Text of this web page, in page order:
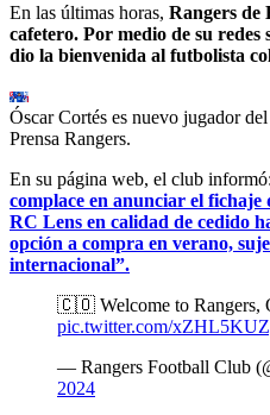
En las últimas horas, Rangers de
cafetero. Por medio de su redes
dio la bienvenida al futbolista
Óscar Cortés es nuevo jugador
Prensa Rangers.
En su página web, el club informó:
complace en anunciar el fichaje
RC Lens en calidad de cedido
opción a compra en verano,
internacional”.
🇨🇴 Welcome to Rangers,
pic.twitter.com/
— Rangers Football Club
2024